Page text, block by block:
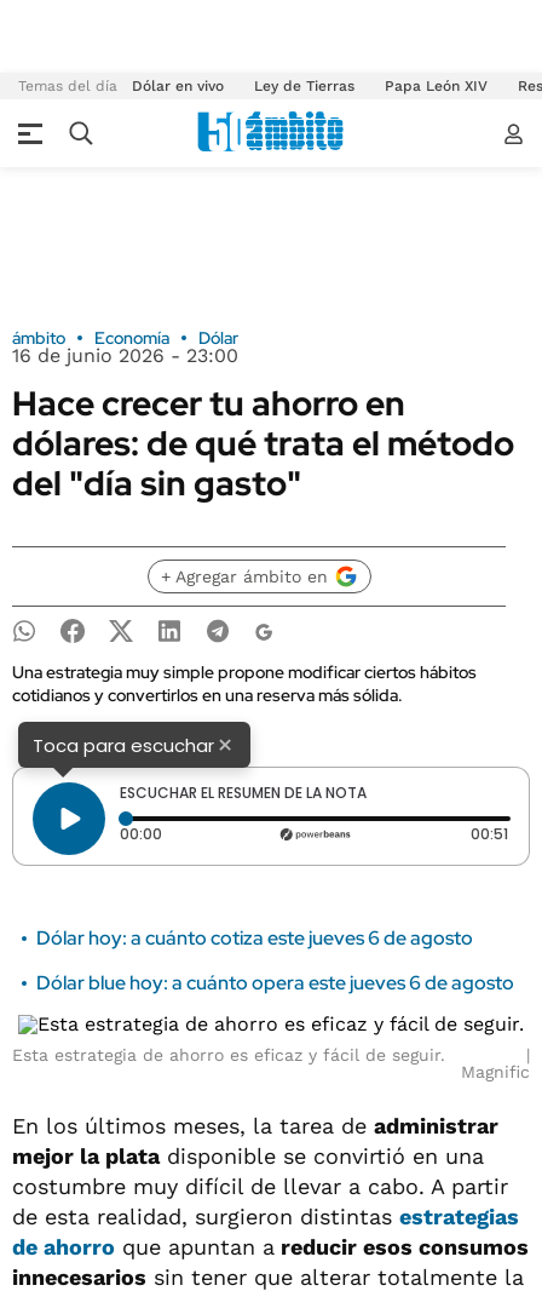
Temas del día Dólar en vivo Ley de Tierras Papa León XIV
ámbito Economía Dólar
16 de junio 2026 - 23:00
Hace crecer tu ahorro en
dólares: de qué trata el método
del "día sin gasto"
+ Agregar ámbito en
Una estrategia muy simple propone modificar ciertos hábitos
cotidianos y convertirlos en una reserva más sólida.
Toca para escuchar×
ESCUCHAR EL RESUMEN DE LA NOTA
00:00 Tiempo transcurrido: 0 segundos 00:51
Dólar hoy: a cuánto cotiza este jueves 6 de agosto
Dólar blue hoy: a cuánto opera este jueves 6 de agosto
Esta estrategia de ahorro es eficaz y fácil de seguir.
Magnific
En los últimos meses, la tarea de administrar
mejor la platadisponible se convirtió en una
costumbre muy difícil de llevar a cabo. A partir
de esta realidad, surgieron distintas estrategias
de ahorro que apuntan a reducir esos consumos
innecesarios sin tener que alterar totalmente la